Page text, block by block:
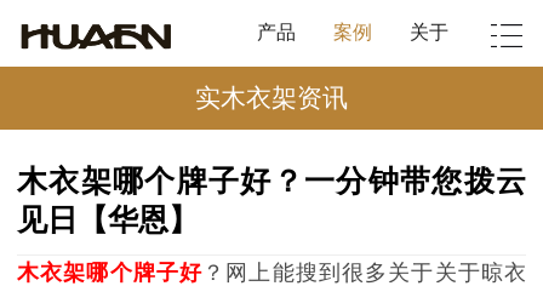
产品 案例 关于
实木衣架资讯
木衣架哪个牌子好？一分钟带您拨云
见日【华恩】
木衣架哪个牌子好 ？ 网上能搜到很多关于关于晾衣